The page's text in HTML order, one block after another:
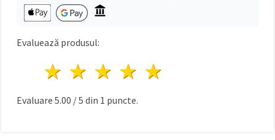
Evaluează produsul:
4 stele
3 stele
2 stele
1 stea
Evaluare 5.00 /5 din 1 puncte.